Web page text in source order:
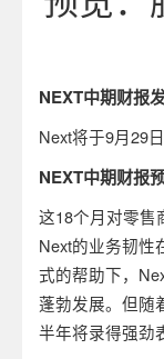
NEXT中期财报
Next将于9月29
NEXT中期财报
这18个月对零售
Next的业务韧性
式的帮助下，
蓬勃发展。但随
半年将录得强劲